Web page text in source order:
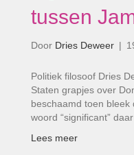
tussen
Door Dries Deweer |
Politiek filosoof Dries
Staten grapjes over
beschaamd toen
woord “significant”
Lees meer